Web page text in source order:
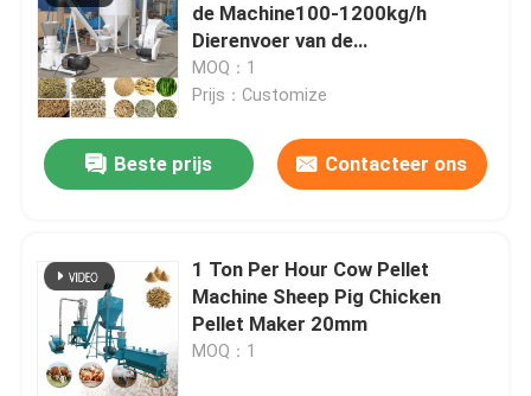
de Machine100-1200kg/h
Dierenvoer van de
Kippevoermaker
MOQ：1
Prijs：Customize
Beste prijs Contacteer ons
1 Ton Per Hour Cow Pellet
Machine Sheep Pig Chicken
Pellet Maker 20mm
MOQ：1